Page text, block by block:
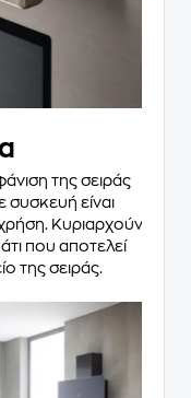
της σειράς
συσκευή είναι
Κυριαρχούν
που αποτελεί
της σειράς.